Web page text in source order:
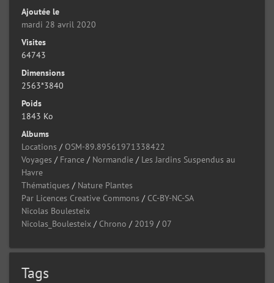
Ajoutée le
mardi 28 avril 2020
Visites
64743
Dimensions
2563*3840
Poids
1843 Ko
Albums
Locations / OSM-89.89561971338422
Voyages / France / Normandie / Les Jardins Suspendus au
Havre
Thématiques / Nature Plantes
Par Licences Creative Commons / CC-BY-NC-SA
Nicolas Boulesteix
Nicolas_Boulesteix / Chrono / 2019 /07
Tags